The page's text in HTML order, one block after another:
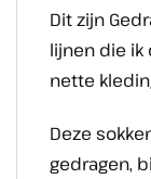
Dit zijn
lijnen die
nette
Deze
gedragen,